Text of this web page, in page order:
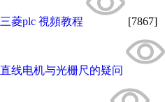
三菱plc 視頻教程 [7867]
直线电机与光栅尺的疑问